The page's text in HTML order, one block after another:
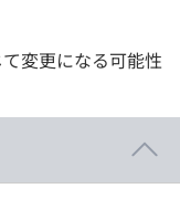
変更になる可能性